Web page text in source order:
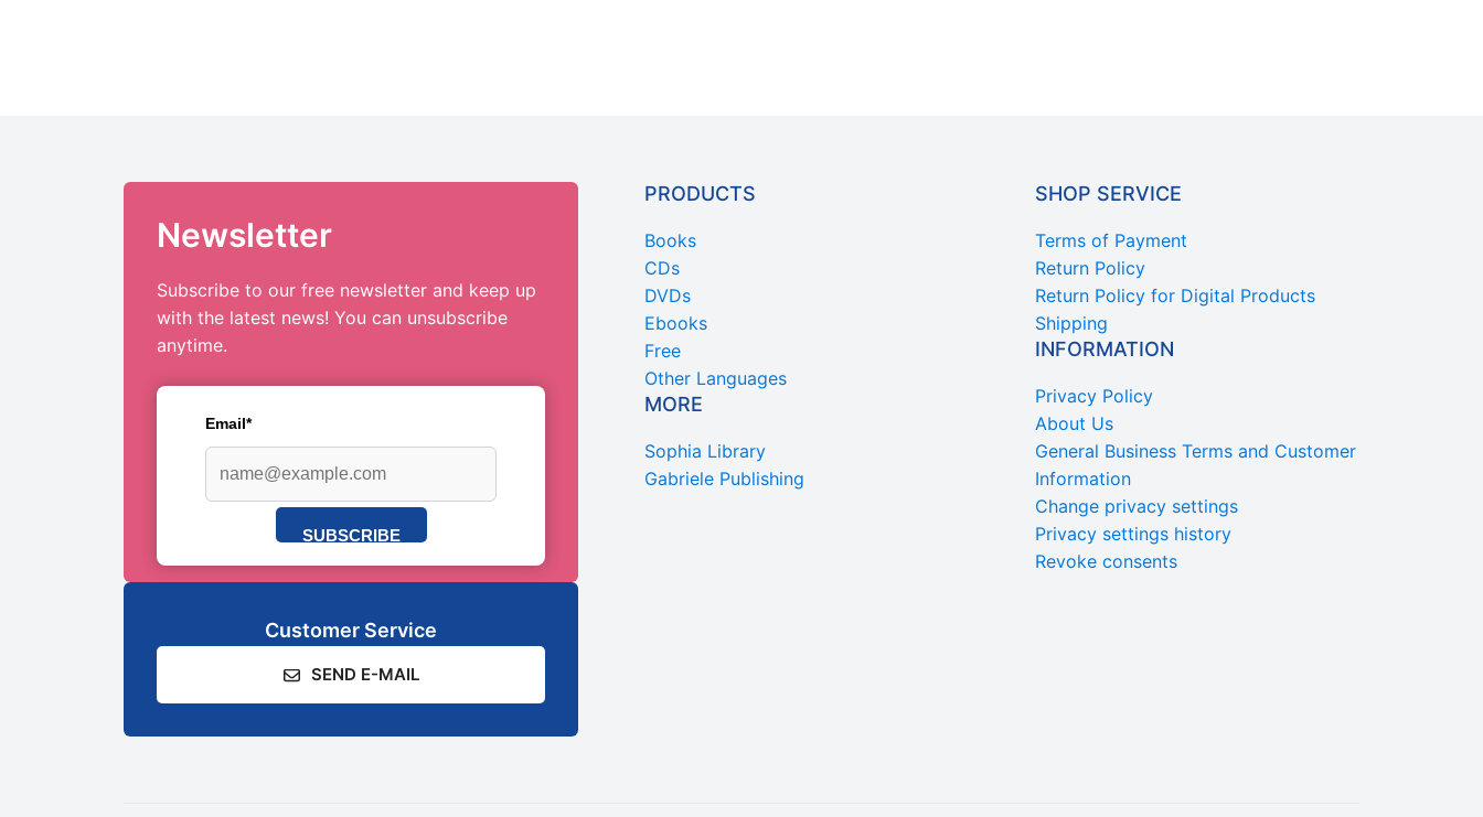
Newsletter
Subscribe to our free newsletter and keep up
with the latest news! You can unsubscribe
anytime.
Email*
SUBSCRIBE
Customer Service
SEND E-MAIL
PRODUCTS
Books
CDs
DVDs
Ebooks
Free
Other Languages
MORE
Sophia Library
Gabriele Publishing
SHOP SERVICE
Terms of Payment
Return Policy
Return Policy for Digital Products
Shipping
INFORMATION
Privacy Policy
About Us
General Business Terms and Customer
Information
Change privacy settings
Privacy settings history
Revoke consents